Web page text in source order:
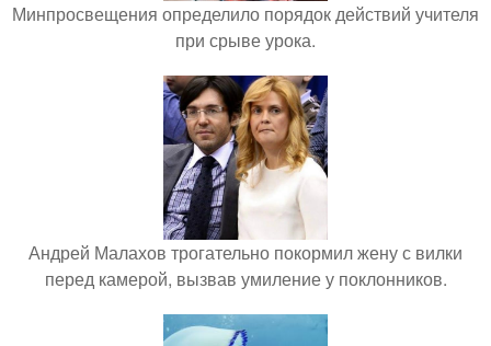
Минпросвещения определило порядок действий учителя
при срыве урока.
Андрей Малахов трогательно покормил жену с вилки
перед камерой, вызвав умиление у поклонников.